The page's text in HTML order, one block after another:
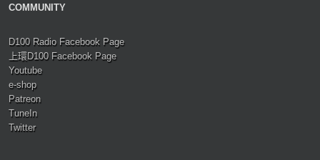
COMMUNITY
D100 Radio Facebook Page
上環D100 Facebook Page
Youtube
e-shop
Patreon
TuneIn
Twitter